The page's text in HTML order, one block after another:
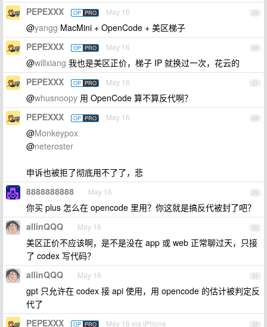
25
PEPEXXX OP PRO May 16
@yangg MacMini + OpenCode + 美区梯子
26
PEPEXXX OP PRO May 16
@willxiang 我也是美区正价，梯子 IP 就换过一次，花云的
27
PEPEXXX OP PRO May 16
@whusnoopy 用 OpenCode 算不算反代啊？
28
PEPEXXX OP PRO May 16
@Monkeypox
@neteroster
申诉也被拒了彻底用不了了，悲
29
8888888888 May 16
你买 plus 怎么在 opencode 里用？你这就是搞反代被封了吧？
30
allinQQQ May 16
美区正价不应该啊，是不是没在 app 或 web 正常聊过天，只接
了 codex 写代码？
31
allinQQQ May 16
gpt 只允许在 codex 接 api 使用，用 opencode 的估计被判定反
代了
32
PEPEXXX OP PRO May 16 via iPhone